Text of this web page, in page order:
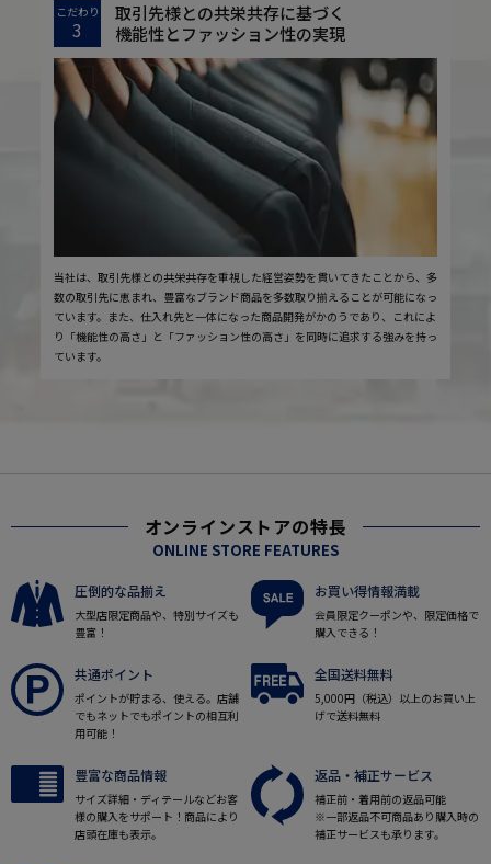
こだわり
3
取引先様との共栄共存に基づく
機能性とファッション性の実現
当社は、取引先様との共栄共存を重視した経営姿勢を貫いてきたことから、多
数の取引先に恵まれ、豊富なブランド商品を多数取り揃えることが可能になっ
ています。また、仕入れ先と一体になった商品開発がかのうであり、これによ
り「機能性の高さ」と「ファッション性の高さ」を同時に追求する強みを持っ
ています。
オンラインストアの特長
ONLINE STORE FEATURES
圧倒的な品揃え
大型店限定商品や、特別サイズも
豊富！
お買い得情報満載
会員限定クーポンや、限定価格で
購入できる！
共通ポイント
ポイントが貯まる、使える。店舗
でもネットでもポイントの相互利
用可能！
全国送料無料
5,000円（税込）以上のお買い上
げで送料無料
豊富な商品情報
サイズ詳細・ディテールなどお客
様の購入をサポート！商品により
店頭在庫も表示。
返品・補正サービス
補正前・着用前の返品可能
※一部返品不可商品あり購入時の
補正サービスも承ります。